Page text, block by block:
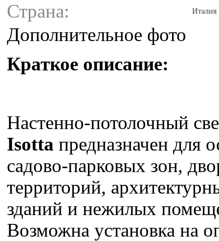
Страна: Италия
Дополнительное фото
Краткое описание:
Настенно-потолочный
Isotta предназначен для
садово-парковых зон,
территорий,
зданий и нежилых
Возможна установка на